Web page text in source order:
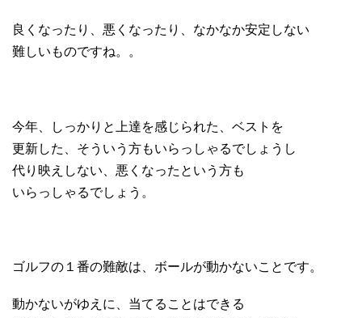
良くなったり、悪くなったり、なかなか安定しない
難しいものですね。。
今年、しっかりと上達を感じられた、ベストを
更新した、そういう方もいらっしゃるでしょうし
代り映えしない、悪くなったという方も
いらっしゃるでしょう。
ゴルフの１番の難敵は、ボールが動かないことです。
動かないがゆえに、当てることはできる